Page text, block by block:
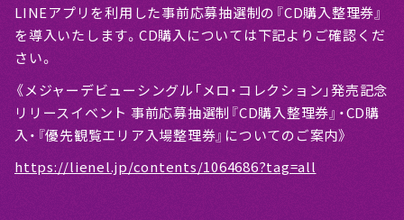
LINEアプリを利用した事前応募抽選制の『CD購入整理券』
を導入いたします。CD購入については下記よりご確認くだ
さい。
《メジャーデビューシングル「メロ・コレクション」発売記念
リリースイベント 事前応募抽選制『CD購入整理券』・CD購
入・『優先観覧エリア入場整理券』についてのご案内》
https://lienel.jp/contents/1064686?tag=all